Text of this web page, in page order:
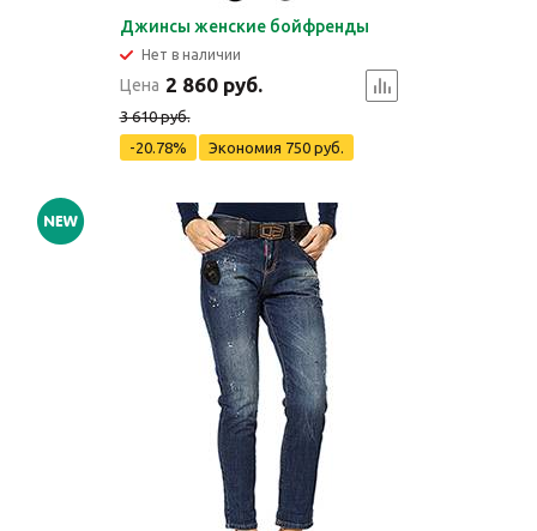
Джинсы женские бойфренды
Нет в наличии
Цена 2 860 руб.
3 610 руб.
-20.78%
Экономия 750 руб.